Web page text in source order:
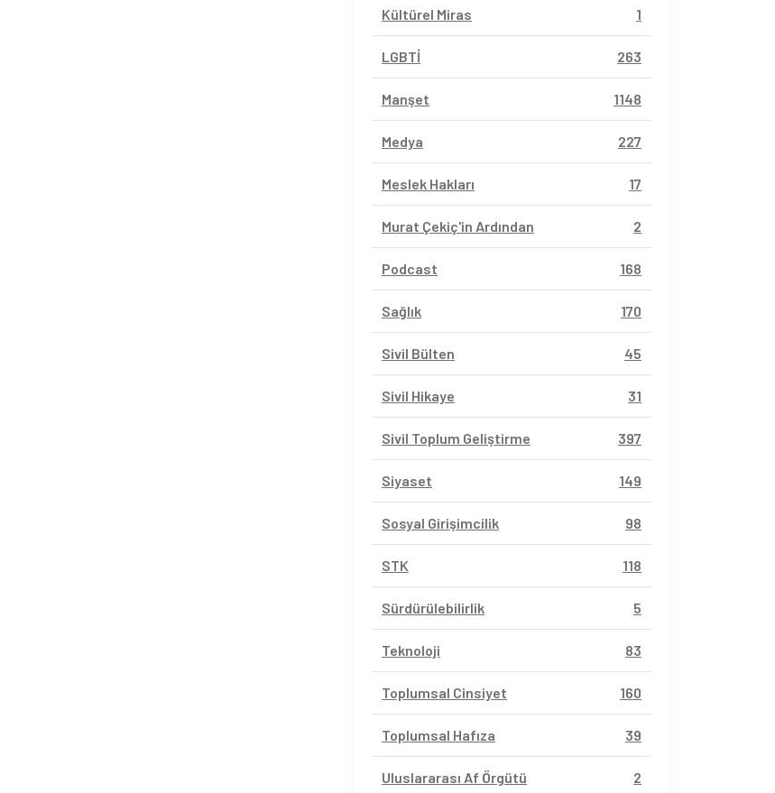
Kültürel Miras 1
LGBTİ 263
Manşet 1148
Medya 227
Meslek Hakları 17
Murat Çekiç'in Ardından 2
Podcast 168
Sağlık 170
Sivil Bülten 45
Sivil Hikaye 31
Sivil Toplum Geliştirme 397
Siyaset 149
Sosyal Girişimcilik 98
STK 118
Sürdürülebilirlik 5
Teknoloji 83
Toplumsal Cinsiyet 160
Toplumsal Hafıza 39
Uluslararası Af Örgütü 2